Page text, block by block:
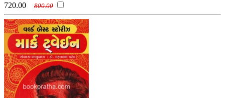
720.00 800.00